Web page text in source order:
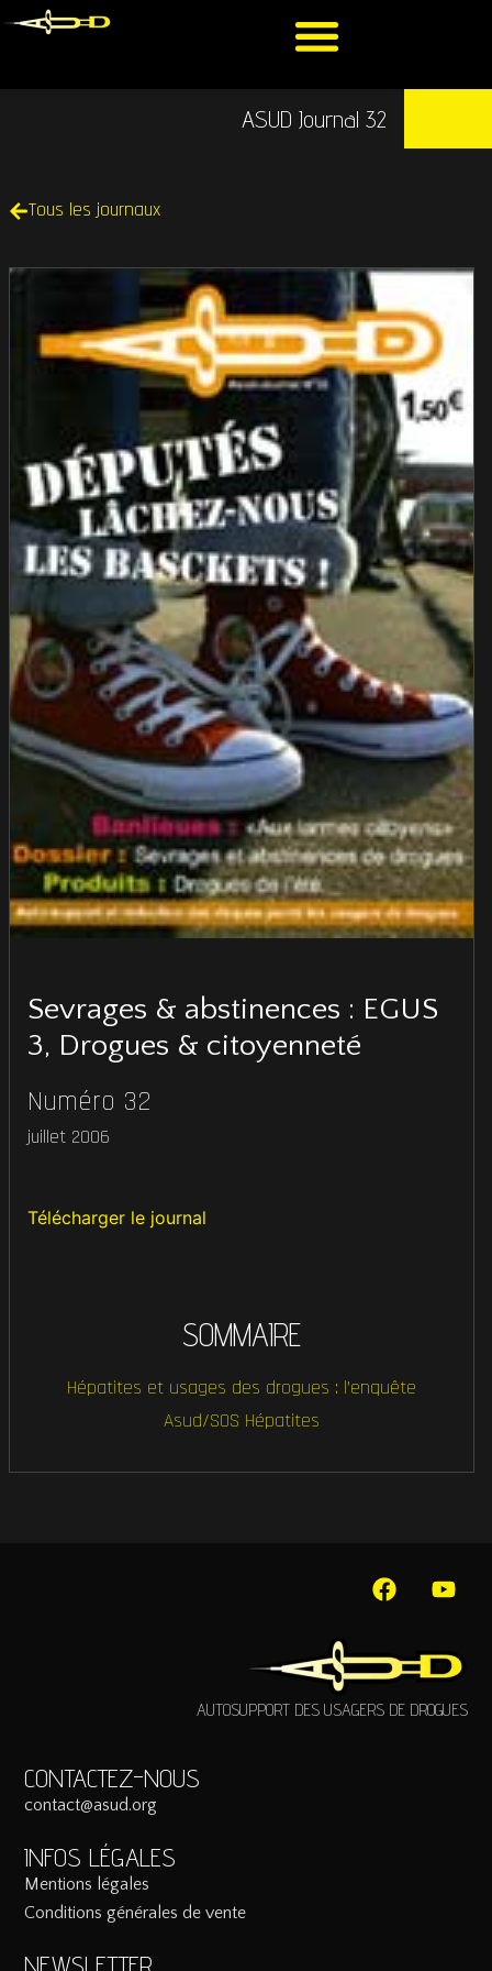
ASUD Journal 32
Tous les journaux
Sevrages & abstinences : EGUS
3, Drogues & citoyenneté
Numéro 32
juillet 2006
Télécharger le journal
SOMMAIRE
Hépatites et usages des drogues : l’enquête
Asud/SOS Hépatites
AUTOSUPPORT DES USAGERS DE DROGUES
CONTACTEZ-NOUS
contact@asud.org
INFOS LÉGALES
Mentions légales
Conditions générales de vente